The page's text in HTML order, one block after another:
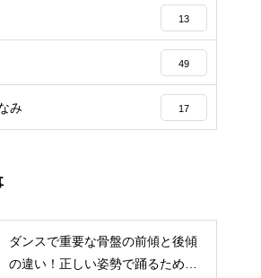
13
49
み 17
ダンスで重要な骨盤の前傾と後傾
の違い！正しい姿勢で踊るための